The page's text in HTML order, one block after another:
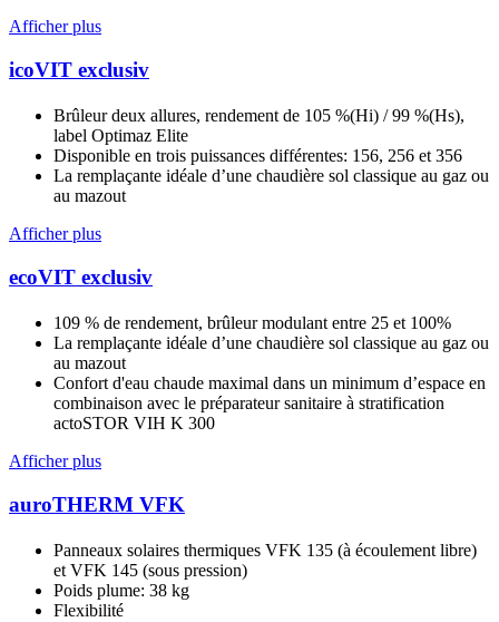
Afficher plus
icoVIT exclusiv
Brûleur deux allures, rendement de 105 %(Hi) / 99 %(Hs),
label Optimaz Elite
Disponible en trois puissances différentes: 156, 256 et 356
La remplaçante idéale d’une chaudière sol classique au gaz ou
au mazout
Afficher plus
ecoVIT exclusiv
109 % de rendement, brûleur modulant entre 25 et 100%
La remplaçante idéale d’une chaudière sol classique au gaz ou
au mazout
Confort d'eau chaude maximal dans un minimum d’espace en
combinaison avec le préparateur sanitaire à stratification
actoSTOR VIH K 300
Afficher plus
auroTHERM VFK
Panneaux solaires thermiques VFK 135 (à écoulement libre)
et VFK 145 (sous pression)
Poids plume: 38 kg
Flexibilité